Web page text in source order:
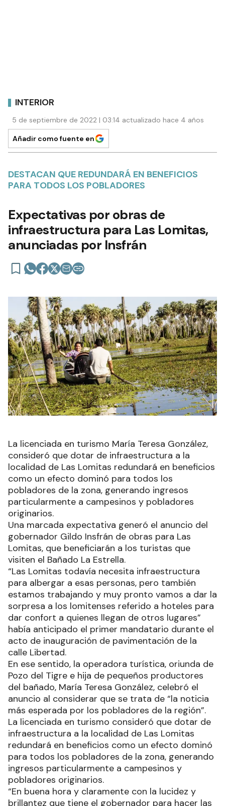
INTERIOR
5 de septiembre de 2022 | 03:14 actualizado hace 4 años
Añadir como fuente en
DESTACAN QUE REDUNDARÁ EN BENEFICIOS
PARA TODOS LOS POBLADORES
Expectativas por obras de
infraestructura para Las Lomitas,
anunciadas por Insfrán
La licenciada en turismo María Teresa González,
consideró que dotar de infraestructura a la
localidad de Las Lomitas redundará en beneficios
como un efecto dominó para todos los
pobladores de la zona, generando ingresos
particularmente a campesinos y pobladores
originarios.
Una marcada expectativa generó el anuncio del
gobernador Gildo Insfrán de obras para Las
Lomitas, que beneficiarán a los turistas que
visiten el Bañado La Estrella.
“Las Lomitas todavía necesita infraestructura
para albergar a esas personas, pero también
estamos trabajando y muy pronto vamos a dar la
sorpresa a los lomitenses referido a hoteles para
dar confort a quienes llegan de otros lugares”
había anticipado el primer mandatario durante el
acto de inauguración de pavimentación de la
calle Libertad.
En ese sentido, la operadora turística, oriunda de
Pozo del Tigre e hija de pequeños productores
del bañado, María Teresa González, celebró el
anuncio al considerar que se trata de “la noticia
más esperada por los pobladores de la región”.
La licenciada en turismo consideró que dotar de
infraestructura a la localidad de Las Lomitas
redundará en beneficios como un efecto dominó
para todos los pobladores de la zona, generando
ingresos particularmente a campesinos y
pobladores originarios.
“En buena hora y claramente con la lucidez y
brillantez que tiene el gobernador para hacer las